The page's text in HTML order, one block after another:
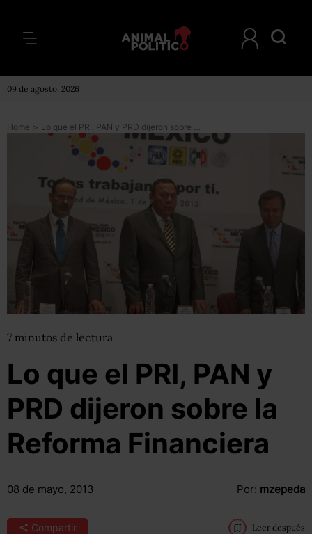
09 de agosto, 2026
Home > Lo que el PRI, PAN y PRD dijeron sobre la Reforma Financiera
7 minutos de lectura
Lo que el PRI, PAN y
PRD dijeron sobre la
Reforma Financiera
08 de mayo, 2013 Por: mzepeda
Compartir Leer después